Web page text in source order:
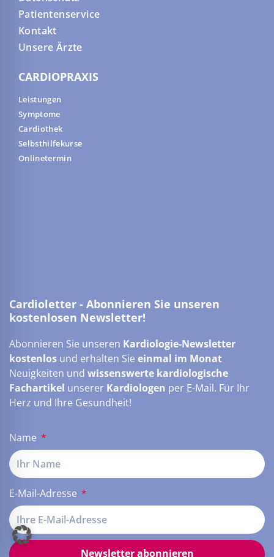
Patientenservice
Kontakt
Unsere Ärzte
CARDIOPRAXIS
Leistungen
Symptome
Cardiothek
Selbsthilfekurse
Onlinetermin
Cardioletter - Abonnieren Sie unseren
kostenlosen Newsletter!
Abonnieren Sie unseren Kardiologie-Newsletter
kostenlos und erhalten Sie einmal im Monat
Neuigkeiten und wissenswerte kardiologische
Fachartikel unserer Kardiologen per E-Mail. Für Ihr
Herz und Ihre Gesundheit!
Name
E-Mail-Adresse
Newsletter abonnieren